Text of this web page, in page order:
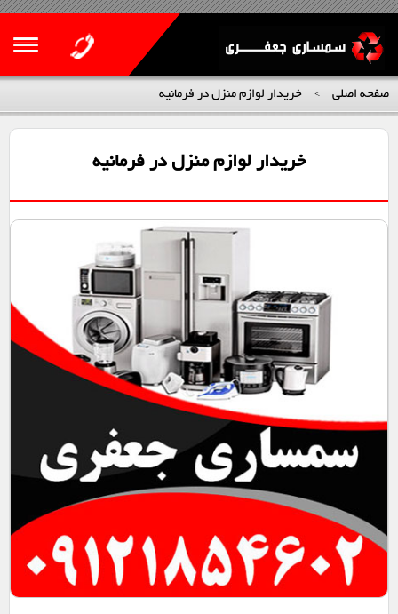
صفحه اصلی > خریدار لوازم منزل در فرمانیه
خریدار لوازم منزل در فرمانیه